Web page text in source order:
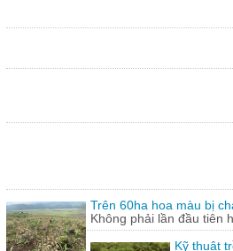
Trên 60ha hoa màu bị
Không phải lần đầu tiên
Kỹ thuật